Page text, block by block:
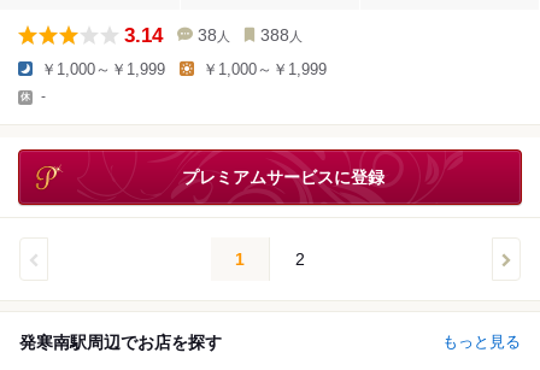
3.14 38 人 388 人
￥1,000～￥1,999 ￥1,000～￥1,999
-
プレミアムサービスに登録
1 2
発寒南駅周辺でお店を探す もっと見る